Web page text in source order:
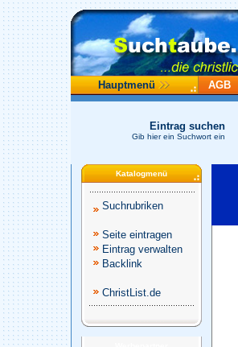
Hauptmenü AGB
Eintrag suchen
Gib hier ein Suchwort ein
Katalogmenü
Suchrubriken
Seite eintragen
Eintrag verwalten
Backlink
ChristList.de